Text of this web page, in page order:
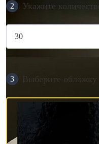
2 Укажите
3 Выберите обложку